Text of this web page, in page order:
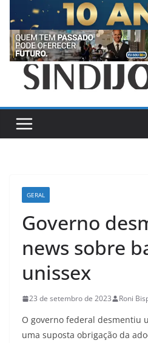
GERAL
Governo
news sobre
unissex
23 de setembro de 2023 Roni
O governo federal desmentiu
uma suposta obrigação da